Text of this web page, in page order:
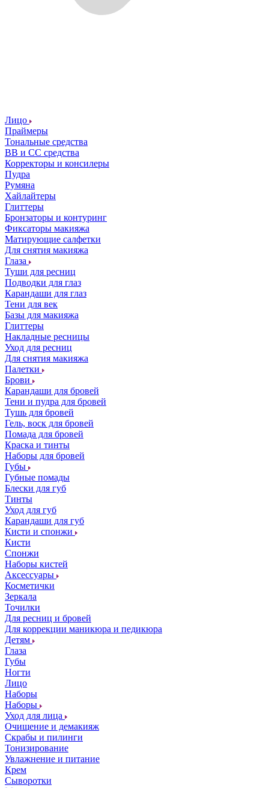
Лицо
Праймеры
Тональные средства
ВВ и СС средства
Корректоры и консилеры
Пудра
Румяна
Хайлайтеры
Глиттеры
Бронзаторы и контуринг
Фиксаторы макияжа
Матирующие салфетки
Для снятия макияжа
Глаза
Туши для ресниц
Подводки для глаз
Карандаши для глаз
Тени для век
Базы для макияжа
Глиттеры
Накладные ресницы
Уход для ресниц
Для снятия макияжа
Палетки
Брови
Карандаши для бровей
Тени и пудра для бровей
Тушь для бровей
Гель, воск для бровей
Помада для бровей
Краска и тинты
Наборы для бровей
Губы
Губные помады
Блески для губ
Тинты
Уход для губ
Карандаши для губ
Кисти и спонжи
Кисти
Спонжи
Наборы кистей
Аксессуары
Косметички
Зеркала
Точилки
Для ресниц и бровей
Для коррекции маникюра и педикюра
Детям
Глаза
Губы
Ногти
Лицо
Наборы
Наборы
Уход для лица
Очищение и демакияж
Скрабы и пилинги
Тонизирование
Увлажнение и питание
Крем
Сыворотки